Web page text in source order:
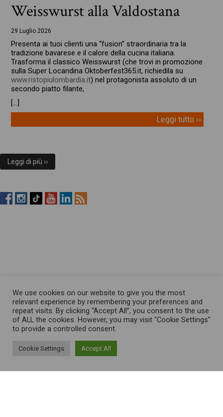
Weisswurst alla Valdostana
29 Luglio 2026
Presenta ai tuoi clienti una “fusion” straordinaria tra la
tradizione bavarese e il calore della cucina italiana.
Trasforma il classico Weisswurst (che trovi in promozione
sulla Super Locandina Oktoberfest365.it, richiedila su
www.ristopiulombardia.it) nel protagonista assoluto di un
secondo piatto filante,
[…]
Leggi tutto ››
Leggi di più ››
RistopiùNews
RistopiùNews
RistopiùNews
RistopiùNews
RistopiùNews
RSS
We use cookies on our website to give you the most
relevant experience by remembering your preferences and
repeat visits. By clicking “Accept All”, you consent to the use
of ALL the cookies. However, you may visit "Cookie Settings"
to provide a controlled consent.
Cookie Settings Accept All